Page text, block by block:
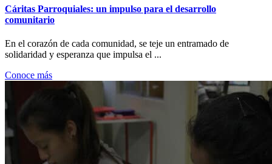
Cáritas Parroquiales: un impulso para el desarrollo
comunitario
En el corazón de cada comunidad, se teje un entramado de
solidaridad y esperanza que impulsa el ...
Conoce más